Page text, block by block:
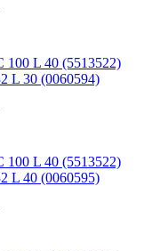
L 30 (0060594)
L 40 (0060595)